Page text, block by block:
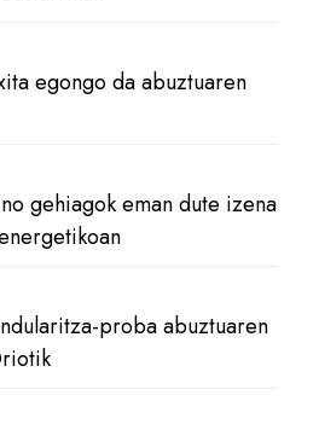
egongo da abuztuaren
gehiagok eman dute izena
proba abuztuaren